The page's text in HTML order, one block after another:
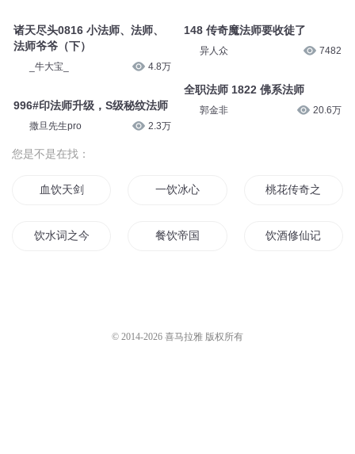
诸天尽头0816 小法师、法师、
996#印法师升级，S级秘纹法师
全职法师 1822 佛系法师
我的餐饮系统